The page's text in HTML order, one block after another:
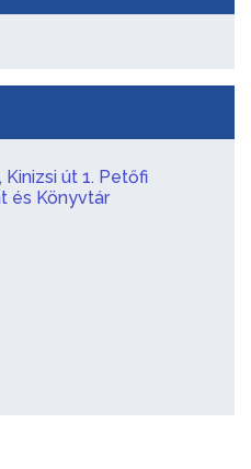
Kinizsi út 1. Petőfi
és Könyvtár